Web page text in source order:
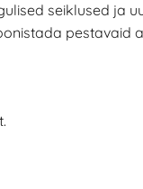
seiklused ja
pestavaid